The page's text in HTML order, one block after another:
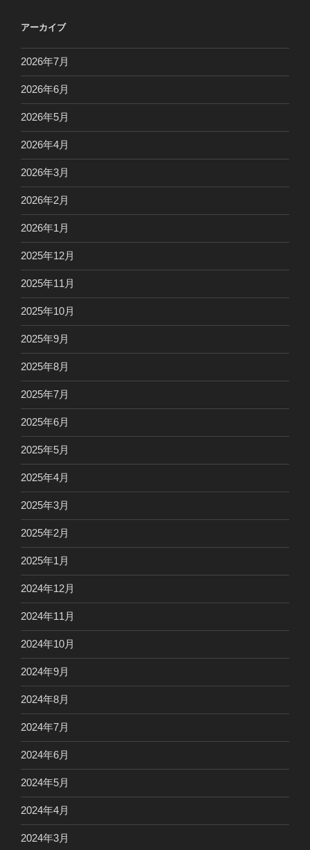
アーカイブ
2026年7月
2026年6月
2026年5月
2026年4月
2026年3月
2026年2月
2026年1月
2025年12月
2025年11月
2025年10月
2025年9月
2025年8月
2025年7月
2025年6月
2025年5月
2025年4月
2025年3月
2025年2月
2025年1月
2024年12月
2024年11月
2024年10月
2024年9月
2024年8月
2024年7月
2024年6月
2024年5月
2024年4月
2024年3月